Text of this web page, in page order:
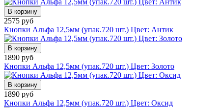
В корзину
2575 руб
Кнопки Альфа 12,5мм (упак.720 шт.) Цвет: Антик
В корзину
1890 руб
Кнопки Альфа 12,5мм (упак.720 шт.) Цвет: Золото
В корзину
1890 руб
Кнопки Альфа 12,5мм (упак.720 шт.) Цвет: Оксид